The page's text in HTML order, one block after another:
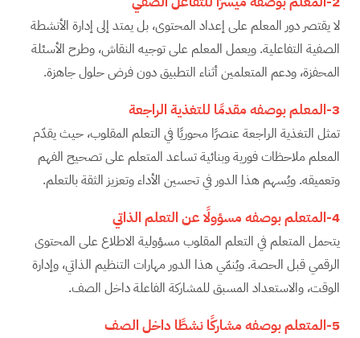
لا يقتصر دور المعلم على إعداد المحتوى، بل يمتد إلى إدارة الأنشطة
الصفية التفاعلية. ويعمل المعلم على توجيه النقاش، وطرح الأسئلة
المحفزة، ودعم المتعلمين أثناء التطبيق دون فرض حلول جاهزة.
3-المعلم بوصفه مقدمًا للتغذية الراجعة
تمثل التغذية الراجعة عنصرًا محوريًا في التعلم المقلوب، حيث يقدّم
المعلم ملاحظات فورية وبنائية تساعد المتعلم على تصحيح الفهم
وتعميقه. ويُسهم هذا الدور في تحسين الأداء وتعزيز الثقة بالتعلم.
4-المتعلم بوصفه مسؤولًا عن التعلم الذاتي
يتحمل المتعلم في التعلم المقلوب مسؤولية الاطلاع على المحتوى
الرقمي قبل الحصة. ويُنمّي هذا الدور مهارات التنظيم الذاتي، وإدارة
الوقت، والاستعداد المسبق للمشاركة الفاعلة داخل الصف.
5-المتعلم بوصفه مشاركًا نشطًا داخل الصف